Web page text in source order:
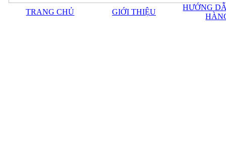
TRANG CHỦ GIỚI THIỆU
HƯỚNG